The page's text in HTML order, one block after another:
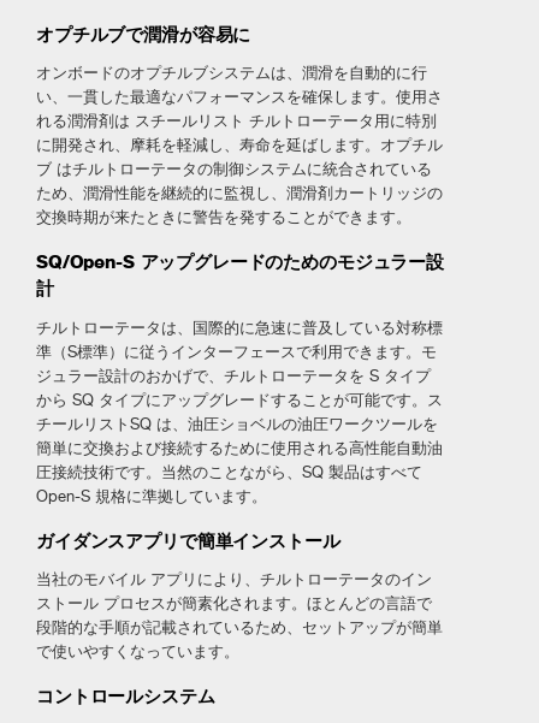
オプチルブで潤滑が容易に
オンボードのオプチルブシステムは、潤滑を自動的に行
い、一貫した最適なパフォーマンスを確保します。使用さ
れる潤滑剤は スチールリスト チルトローテータ用に特別
に開発され、摩耗を軽減し、寿命を延ばします。オプチル
ブ はチルトローテータの制御システムに統合されている
ため、潤滑性能を継続的に監視し、潤滑剤カートリッジの
交換時期が来たときに警告を発することができます。
SQ/Open-S アップグレードのためのモジュラー設
計
チルトローテータは、国際的に急速に普及している対称標
準（S標準）に従うインターフェースで利用できます。モ
ジュラー設計のおかげで、チルトローテータを S タイプ
から SQ タイプにアップグレードすることが可能です。ス
チールリストSQ は、油圧ショベルの油圧ワークツールを
簡単に交換および接続するために使用される高性能自動油
圧接続技術です。当然のことながら、SQ 製品はすべて
Open-S 規格に準拠しています。
ガイダンスアプリで簡単インストール
当社のモバイル アプリにより、チルトローテータのイン
ストール プロセスが簡素化されます。ほとんどの言語で
段階的な手順が記載されているため、セットアップが簡単
で使いやすくなっています。
コントロールシステム